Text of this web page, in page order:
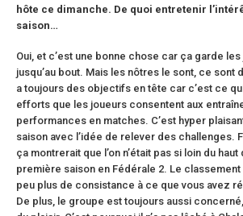
hôte ce dimanche. De quoi entretenir
saison…
Oui, et c’est une bonne chose car ça garde
jusqu’au bout. Mais les nôtres le sont, ce sont
a toujours des objectifs en tête car c’est ce
efforts que les joueurs consentent aux
performances en matches. C’est hyper
saison avec l’idée de relever des challenges.
ça montrerait que l’on n’était pas si loin du
première saison en Fédérale 2. Le
peu plus de consistance à ce que vous avez
De plus, le groupe est toujours aussi